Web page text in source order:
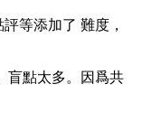
等添加了 難度，
盲點太多。因爲共